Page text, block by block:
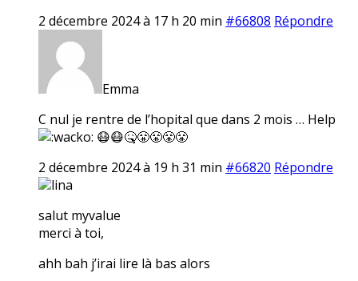
2 décembre 2024 à 17 h 20 min #66808 Répondre
Emma
C nul je rentre de l’hopital que dans 2 mois … Help
😷😷🤒😤😤😤😤
2 décembre 2024 à 19 h 31 min #66820 Répondre
lina
salut myvalue
merci à toi,
ahh bah j’irai lire là bas alors